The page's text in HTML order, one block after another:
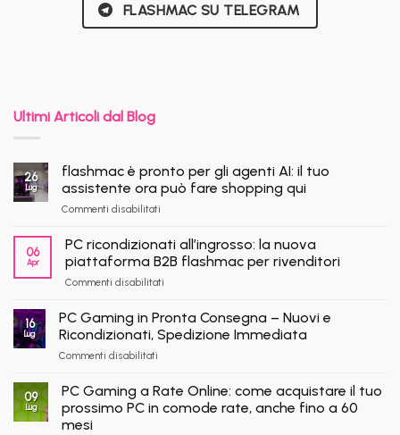
FLASHMAC SU TELEGRAM
Ultimi Articoli dal Blog
26
Lug
flashmac è pronto per gli agenti AI: il tuo
assistente ora può fare shopping qui
Commenti disabilitati
pronto
per
gli
AI:
il
tuo
può
fare
06
Apr
PC ricondizionati all’ingrosso: la nuova
piattaforma B2B flashmac per rivenditori
Commenti disabilitati
ricondizionati
all’ingrosso:
la
B2B
flashmac
16
Lug
PC Gaming in Pronta Consegna – Nuovi e
Ricondizionati, Spedizione Immediata
Commenti disabilitati
Gaming
Pronta
09
Lug
PC Gaming a Rate Online: come acquistare il tuo
prossimo PC in comode rate, anche fino a 60
mesi